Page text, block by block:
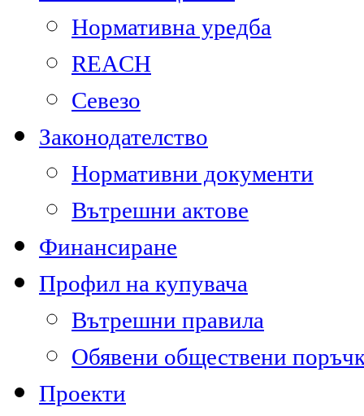
Нормативна уредба
REACH
Севезо
Законодателство
Нормативни документи
Вътрешни актове
Финансиране
Профил на купувача
Вътрешни правила
Обявени обществени
Проекти